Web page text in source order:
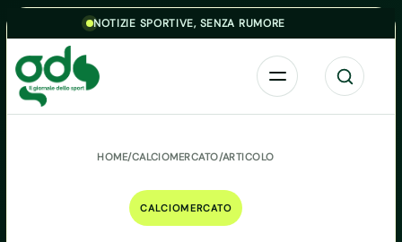
Skip to contentNOTIZIE SPORTIVE, SENZA RUMORE
Menu Cerca
HOME/CALCIOMERCATO/ARTICOLO
CALCIOMERCATO